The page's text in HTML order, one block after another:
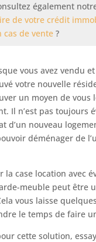
également
de votre crédit
cas de vente ?
vous avez vendu et
votre nouvelle
un moyen de vous
Il n’est pas toujours
d’un nouveau
déménager de
la case location avec
meuble peut être
vous laisse
le temps de faire
cette solution,